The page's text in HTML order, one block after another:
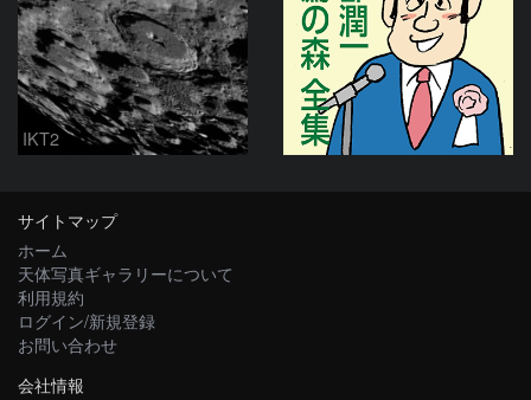
IKT2
サイトマップ
ホーム
天体写真ギャラリーについて
利用規約
ログイン/新規登録
お問い合わせ
会社情報